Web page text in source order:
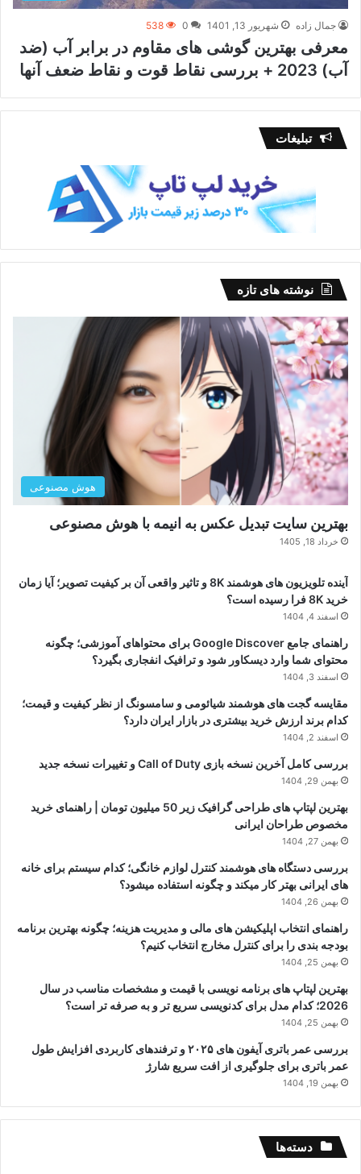
جمال زاده شهریور 13, 1401 0
538
معرفی بهترین گوشی های مقاوم در برابر آب (ضد
آب) 2023 + بررسی نقاط قوت و نقاط ضعف آنها
تبلیغات
نوشته های تازه
هوش مصنوعی
بهترین سایت تبدیل عکس به انیمه با هوش مصنوعی
خرداد 18, 1405
آینده تلویزیون های هوشمند 8K و تاثیر واقعی آن بر کیفیت تصویر؛ آیا زمان
خرید 8K فرا رسیده است؟
اسفند 4, 1404
راهنمای جامع Google Discover برای محتواهای آموزشی؛ چگونه
محتوای شما وارد دیسکاور شود و ترافیک انفجاری بگیرد؟
اسفند 3, 1404
مقایسه گجت های هوشمند شیائومی و سامسونگ از نظر کیفیت و قیمت؛
کدام برند ارزش خرید بیشتری در بازار ایران دارد؟
اسفند 2, 1404
بررسی کامل آخرین نسخه بازی Call of Duty و تغییرات نسخه جدید
بهمن 29, 1404
بهترین لپتاپ های طراحی گرافیک زیر 50 میلیون تومان | راهنمای خرید
مخصوص طراحان ایرانی
بهمن 27, 1404
بررسی دستگاه های هوشمند کنترل لوازم خانگی؛ کدام سیستم برای خانه
های ایرانی بهتر کار میکند و چگونه استفاده میشود؟
بهمن 26, 1404
راهنمای انتخاب اپلیکیشن های مالی و مدیریت هزینه؛ چگونه بهترین برنامه
بودجه بندی را برای کنترل مخارج انتخاب کنیم؟
بهمن 25, 1404
بهترین لپتاپ های برنامه نویسی با قیمت و مشخصات مناسب در سال
2026؛ کدام مدل برای کدنویسی سریع تر و به صرفه تر است؟
بهمن 25, 1404
بررسی عمر باتری آیفون های ۲۰۲۵ و ترفندهای کاربردی افزایش طول
عمر باتری برای جلوگیری از افت سریع شارژ
بهمن 19, 1404
دسته‌ها